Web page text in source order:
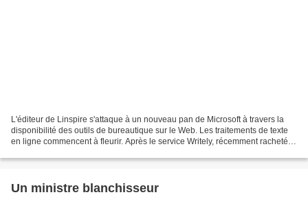
L'éditeur de Linspire s'attaque à un nouveau pan de Microsoft à travers la
disponibilité des outils de bureautique sur le Web. Les traitements de texte
en ligne commencent à fleurir. Après le service Writely, récemment racheté
Un ministre blanchisseur